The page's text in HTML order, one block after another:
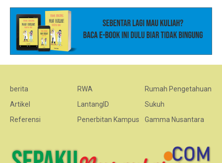
berita
Artikel
Referensi
RWA
LantangID
Penerbitan Kampus
Rumah Pengetahuan
Sukuh
Gamma Nusantara